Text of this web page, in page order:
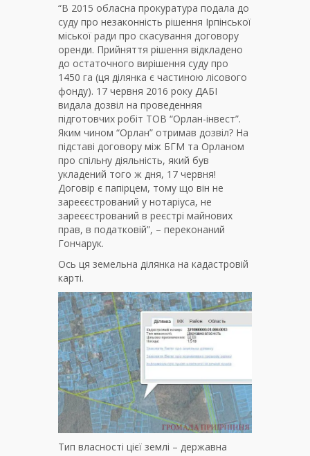
“В 2015 обласна прокуратура подала до
суду про незаконність рішення Ірпінської
міської ради про скасування договору
оренди. Прийняття рішення відкладено
до остаточного вирішення суду про
1450 га (ця ділянка є частиною лісового
фонду). 17 червня 2016 року ДАБІ
видала дозвіл на проведенняя
підготовчих робіт ТОВ “Орлан-інвест”.
Яким чином “Орлан” отримав дозвіл? На
підставі договору між БГМ та Орланом
про спільну діяльність, який був
укладений того ж дня, 17 червня!
Договір є папірцем, тому що він не
зареєєстрований у нотаріуса, не
зареєєстрований в реєстрі майнових
прав, в податковій”, – переконаний
Гончарук.
Ось ця земельна ділянка на кадастровій
карті.
Тип власності цієї землі – державна